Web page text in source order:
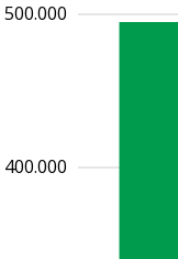
400.000
500.000